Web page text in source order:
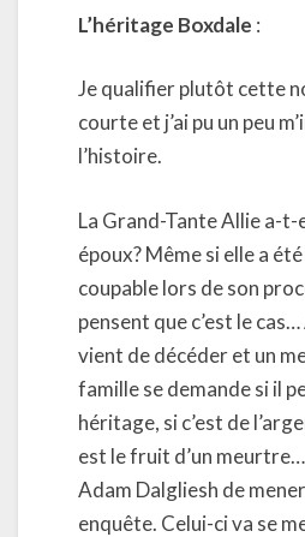
L’héritage Boxdale :
Je qualifier plutôt cette
courte et j’ai pu un peu
l’histoire.
La Grand-Tante Allie a-t-
époux? Même si elle a
coupable lors de son
pensent que c’est le
vient de décéder et un
famille se demande si il
héritage, si c’est de
est le fruit d’un
Adam Dalgliesh de
enquête. Celui-ci va se